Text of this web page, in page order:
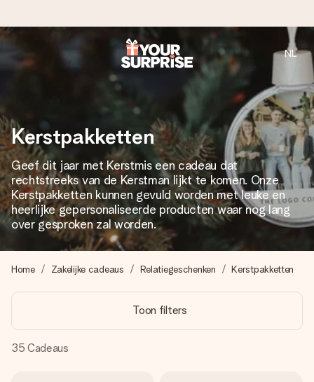
Voor 16:00 besteld, vandaag verzonden
We maken jouw cadeau met zorg en zorgen dat het
razendsnel onderweg is - zodat jij kunt geven op precies
het juiste moment, wanneer het het meeste betekent.
4,8 (gebaseerd op +8.000 reviews)
Onze cadeaus worden gewaardeerd. Klanten beoordelen
ons met een 4,7 op Google Reviews
Je maakt in een paar stappen iets unieks – met haar naam,
jullie foto of een boodschap die raakt. Zonder gedoe, maar
met alle aandacht voor het moment.
NL
Kerstpakketten
Geef dit jaar met Kerstmis een cadeau dat
rechtstreeks van de Kerstman lijkt te komen. Onze
Kerstpakketten kunnen gevuld worden met leuke en
heerlijke gepersonaliseerde producten waar nog lang
over gesproken zal worden.
Home Zakelijke cadeaus Relatiegeschenken Kerstpakketten
Toon filters
35 Cadeaus